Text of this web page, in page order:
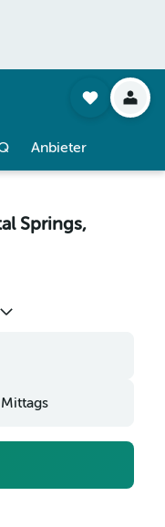
Anbieter
Springs,
Mittags